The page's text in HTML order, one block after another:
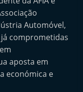
Automóvel,
comprometidas
aposta em
económica e